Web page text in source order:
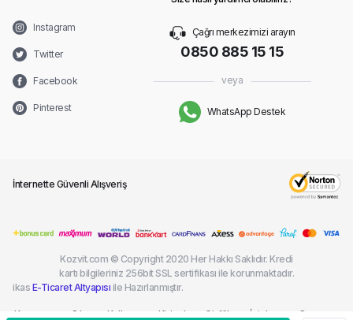
Instagram
Twitter
Facebook
Pinterest
Çağrı merkezimizi arayın
0850 885 15 15
veya
WhatsApp Destek
İnternette Güvenli Alışveriş
Kozvit.com © Copyright 2020 Her Hakkı Saklıdır. Kredi
kartı bilgileriniz 256bit SSL sertifikası ile korunmaktadır.
ikas E-Ticaret Altyapısı ile Hazırlanmıştır.
Kargom Sık Kullanım Kişisel Gizlilik İptal ve Çerez